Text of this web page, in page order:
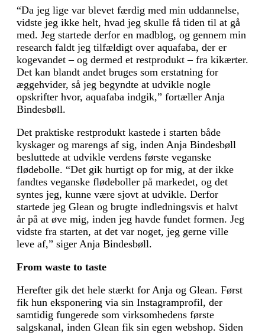
“Da jeg lige var blevet færdig med min uddannelse,
vidste jeg ikke helt, hvad jeg skulle få tiden til at gå
med. Jeg startede derfor en madblog, og gennem min
research faldt jeg tilfældigt over aquafaba, der er
kogevandet – og dermed et restprodukt – fra kikærter.
Det kan blandt andet bruges som erstatning for
æggehvider, så jeg begyndte at udvikle nogle
opskrifter hvor, aquafaba indgik,” fortæller Anja
Bindesbøll.
Det praktiske restprodukt kastede i starten både
kyskager og marengs af sig, inden Anja Bindesbøll
besluttede at udvikle verdens første veganske
flødebolle. “Det gik hurtigt op for mig, at der ikke
fandtes veganske flødeboller på markedet, og det
syntes jeg, kunne være sjovt at udvikle. Derfor
startede jeg Glean og brugte indledningsvis et halvt
år på at øve mig, inden jeg havde fundet formen. Jeg
vidste fra starten, at det var noget, jeg gerne ville
leve af,” siger Anja Bindesbøll.
From waste to taste
Herefter gik det hele stærkt for Anja og Glean. Først
fik hun eksponering via sin Instagramprofil, der
samtidig fungerede som virksom­hedens første
salgskanal, inden Glean fik sin egen webshop. Siden